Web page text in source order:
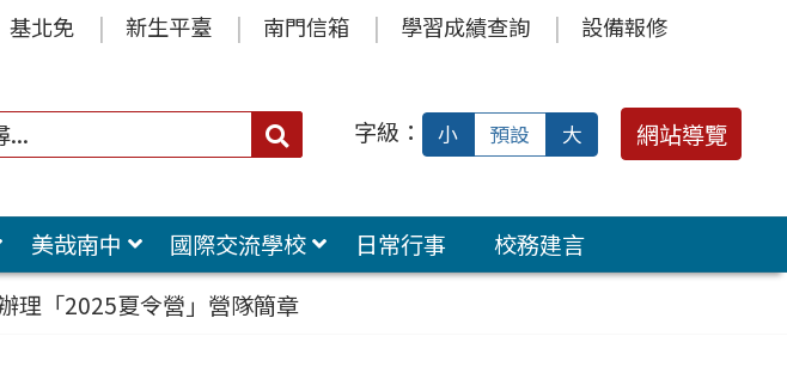
基北免 新生平臺 南門信箱 學習成績查詢 設備報修
搜
字級： 小 預設 大 網站導覽
美哉南中 國際交流學校 日常行事
校務建言
理「2025夏令營」營隊簡章